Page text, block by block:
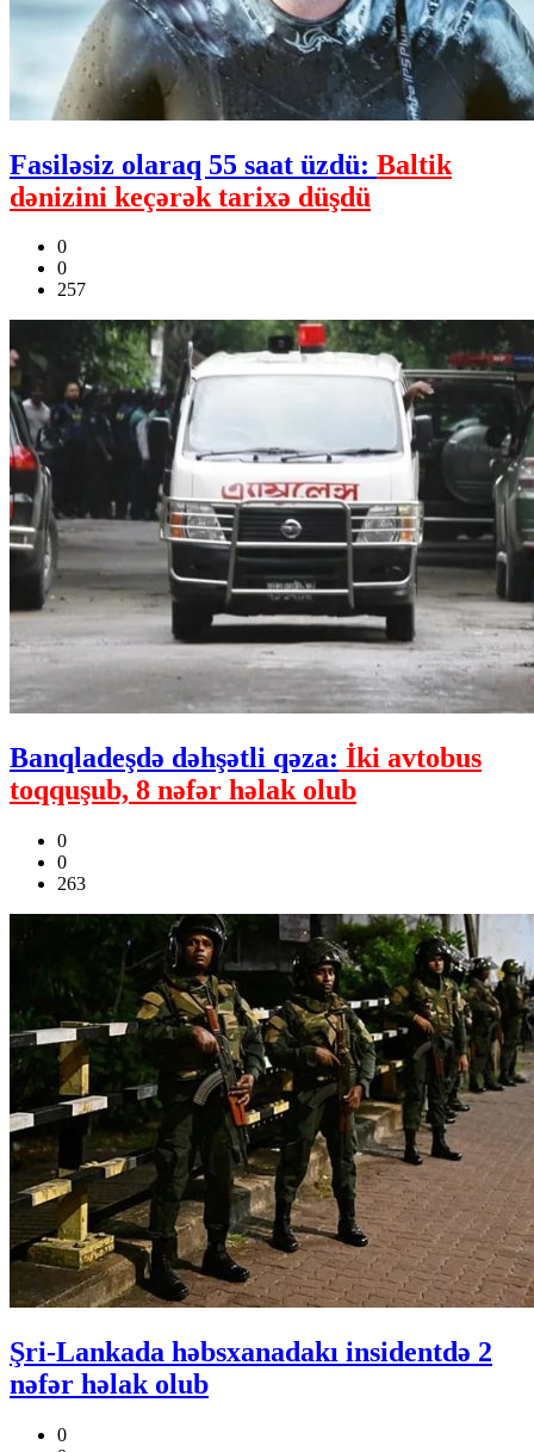
Fasiləsiz olaraq 55 saat üzdü: Baltik
dənizini keçərək tarixə düşdü
0
0
257
Banqladeşdə dəhşətli qəza: İki avtobus
toqquşub, 8 nəfər həlak olub
0
0
263
Şri-Lankada həbsxanadakı insidentdə 2
nəfər həlak olub
0